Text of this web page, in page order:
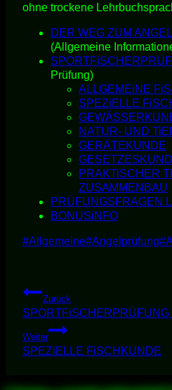
ohne trockene
DER WEG ZUM
(Allgemeine
Prüfung)
ALLGEMEiNE
SPEZiELLE
NATUR- UND
GERÄTEKUNDE
PRAKTiSCHER
ZUSAMMENBAU
PRÜFUNGSFRAGEN
BONUSiNFO
Schlagworte:
#Allgemeine#Angelprüfung#
Zurück
SPORTFiSCHERPRÜFUNG
Weiter
SPEZiELLE FiSCHKUNDE